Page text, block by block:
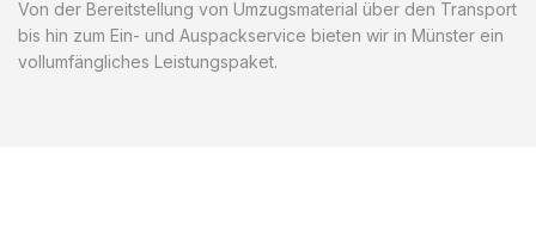
Von der Bereitstellung von Umzugsmaterial über den Transport
bis hin zum Ein- und Auspackservice bieten wir in Münster ein
vollumfängliches Leistungspaket.